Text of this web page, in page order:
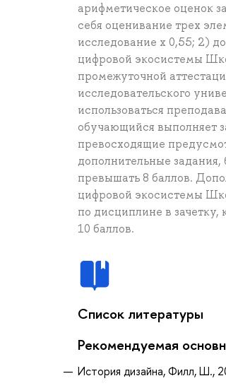
арифметическое оценок
себя оценивание трех
исследование x 0,55; 2)
цифровой экосистемы
промежуточной
исследовательского
использоваться
обучающийся выполняет
превосходящие
дополнительные
превышать 8 баллов.
цифровой экосистемы
по дисциплине в
10 баллов.
Список литературы
Рекомендуемая
История дизайна, Филл, Ш.,